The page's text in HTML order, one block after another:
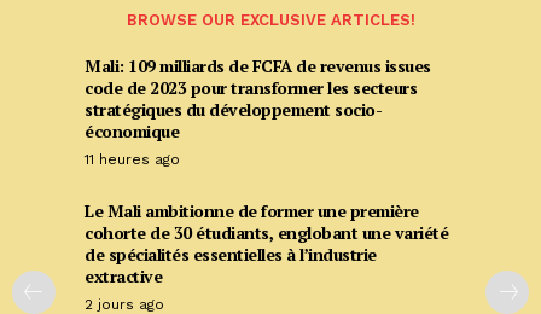
BROWSE OUR EXCLUSIVE ARTICLES!
Mali: 109 milliards de FCFA de revenus issues
code de 2023 pour transformer les secteurs
stratégiques du développement socio-
économique
11 heures ago
Le Mali ambitionne de former une première
cohorte de 30 étudiants, englobant une variété
de spécialités essentielles à l’industrie
extractive
2 jours ago